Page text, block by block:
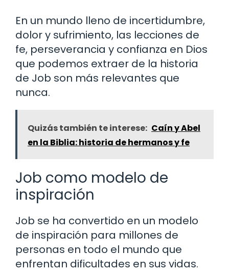
En un mundo lleno de incertidumbre,
dolor y sufrimiento, las lecciones de
fe, perseverancia y confianza en Dios
que podemos extraer de la historia
de Job son más relevantes que
nunca.
Quizás también te interese: Caín y Abel
en la Biblia: historia de hermanos y fe
Job como modelo de
inspiración
Job se ha convertido en un modelo
de inspiración para millones de
personas en todo el mundo que
enfrentan dificultades en sus vidas.